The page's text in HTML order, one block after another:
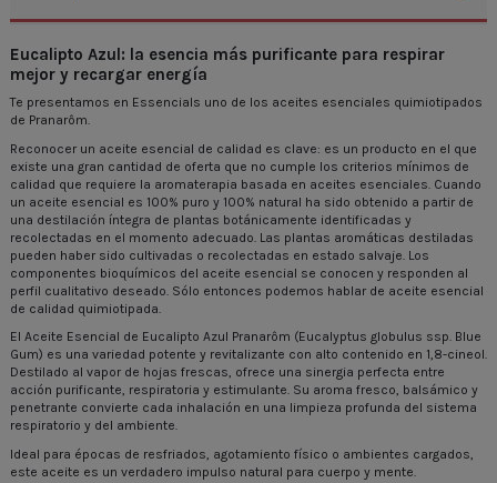
Eucalipto Azul: la esencia más purificante para respirar
mejor y recargar energía
Te presentamos en Essencials uno de los aceites esenciales quimiotipados
de Pranarôm.
Reconocer un aceite esencial de calidad es clave: es un producto en el que
existe una gran cantidad de oferta que no cumple los criterios mínimos de
calidad que requiere la aromaterapia basada en aceites esenciales. Cuando
un aceite esencial es 100% puro y 100% natural ha sido obtenido a partir de
una destilación íntegra de plantas botánicamente identificadas y
recolectadas en el momento adecuado. Las plantas aromáticas destiladas
pueden haber sido cultivadas o recolectadas en estado salvaje. Los
componentes bioquímicos del aceite esencial se conocen y responden al
perfil cualitativo deseado. Sólo entonces podemos hablar de aceite esencial
de calidad quimiotipada.
El Aceite Esencial de Eucalipto Azul Pranarôm (Eucalyptus globulus ssp. Blue
Gum) es una variedad potente y revitalizante con alto contenido en 1,8-cineol.
Destilado al vapor de hojas frescas, ofrece una sinergia perfecta entre
acción purificante, respiratoria y estimulante. Su aroma fresco, balsámico y
penetrante convierte cada inhalación en una limpieza profunda del sistema
respiratorio y del ambiente.
Ideal para épocas de resfriados, agotamiento físico o ambientes cargados,
este aceite es un verdadero impulso natural para cuerpo y mente.